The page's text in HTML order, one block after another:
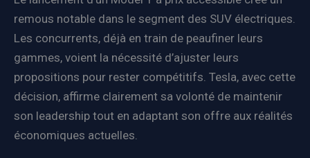
remous notable dans le segment des SUV électriques.
Les concurrents, déjà en train de peaufiner leurs
gammes, voient la nécessité d’ajuster leurs
propositions pour rester compétitifs. Tesla, avec cette
décision, affirme clairement sa volonté de maintenir
son leadership tout en adaptant son offre aux réalités
économiques actuelles.